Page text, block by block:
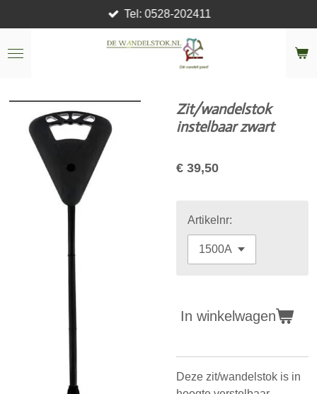
direct
naar
Tel: 0528-202411
Zit/wandelstok
instelbaar zwart
€ 39,50
Artikelnr:
In winkelwagen
Deze zit/wandelstok is in